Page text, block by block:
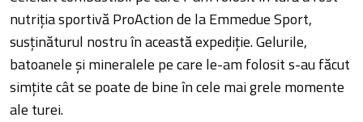
nutriția sportivă ProAction de la Emmedue Sport,
susținăturul nostru în această expediție. Gelurile,
batoanele și mineralele pe care le-am folosit s-au făcut
simțite cât se poate de bine în cele mai grele momente
ale turei.